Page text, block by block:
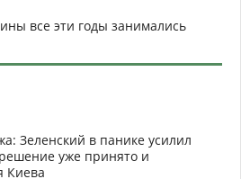
все эти годы занимались
Зеленский в панике усилил
уже принято и
Киева